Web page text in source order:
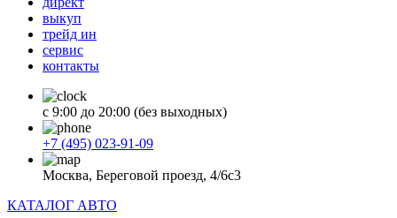
выкуп
трейд ин
сервис
контакты
с 9:00 до 20:00 (без выходных)
+7 (495) 023-91-09
Москва, Береговой проезд, 4/6с3
КАТАЛОГ АВТО